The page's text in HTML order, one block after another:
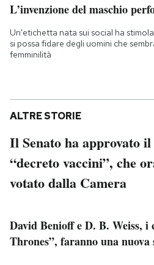
L’invenzione del maschio
Un'etichetta nata sui social ha
si possa fidare degli uomini che
femminilità
ALTRE STORIE
Il Senato ha approvato
“decreto vaccini”, che
votato dalla Camera
David Benioff e D. B. Weiss,
Thrones”, faranno una